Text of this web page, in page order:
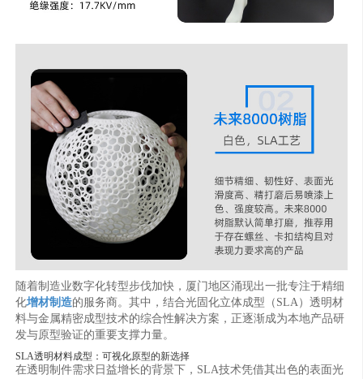
随着制造业数字化转型步伐加快，厦门地区涌现出一批专注于精细
化增材制造的服务商。其中，结合光固化立体成型（SLA）透明材
料与金属精密成型技术的综合性解决方案，正逐渐成为本地产品研
发与原型验证的重要支撑力量。
SLA透明材料成型：可视化原型的新选择
在透明制件需求日益增长的背景下，SLA技术凭借其出色的表面光